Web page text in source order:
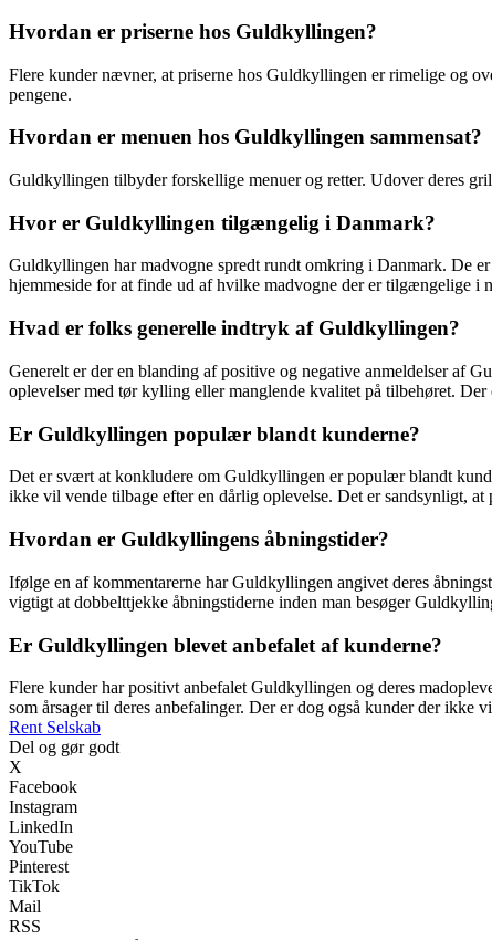
Hvordan er priserne hos Guldkyllingen?
Flere kunder nævner, at priserne hos Guldkyllingen er rimelige og
pengene.
Hvordan er menuen hos Guldkyllingen sammensat?
Guldkyllingen tilbyder forskellige menuer og retter. Udover deres
Hvor er Guldkyllingen tilgængelig i Danmark?
Guldkyllingen har madvogne spredt rundt omkring i Danmark. De
hjemmeside for at finde ud af hvilke madvogne der er tilgængelige i
Hvad er folks generelle indtryk af Guldkyllingen?
Generelt er der en blanding af positive og negative anmeldelser af
oplevelser med tør kylling eller manglende kvalitet på tilbehøret.
Er Guldkyllingen populær blandt kunderne?
Det er svært at konkludere om Guldkyllingen er populær blandt
ikke vil vende tilbage efter en dårlig oplevelse. Det er sandsynligt,
Hvordan er Guldkyllingens åbningstider?
Ifølge en af kommentarerne har Guldkyllingen angivet deres
vigtigt at dobbelttjekke åbningstiderne inden man besøger
Er Guldkyllingen blevet anbefalet af kunderne?
Flere kunder har positivt anbefalet Guldkyllingen og deres
som årsager til deres anbefalinger. Der er dog også kunder der
Rent Selskab
Del og gør godt
X
Facebook
Instagram
LinkedIn
YouTube
Pinterest
TikTok
Mail
RSS